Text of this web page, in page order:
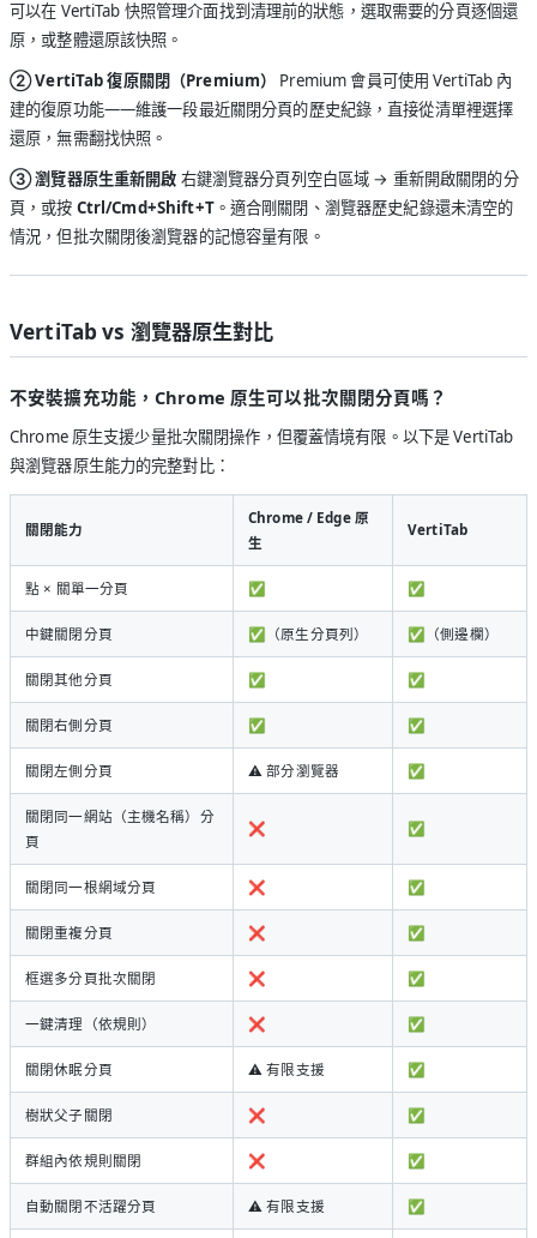
可以在 VertiTab 快照管理介面找到清理前的狀態，選取需要的分頁逐個還
原，或整體還原該快照。
② VertiTab 復原關閉（Premium）
Premium 會員可使用 VertiTab 內
建的復原功能——維護一段最近關閉分頁的歷史紀錄，直接從清單裡選擇
還原，無需翻找快照。
③ 瀏覽器原生重新開啟 右鍵瀏覽器分頁列空白區域 → 重新開啟關閉的分
頁，或按 Ctrl/Cmd+Shift+T。適合剛關閉、瀏覽器歷史紀錄還未清空的
情況，但批次關閉後瀏覽器的記憶容量有限。
VertiTab vs 瀏覽器原生對比
不安裝擴充功能，Chrome 原生可以批次關閉分頁嗎？
Chrome 原生支援少量批次關閉操作，但覆蓋情境有限。以下是 VertiTab
與瀏覽器原生能力的完整對比：
關閉能力
Chrome / Edge 原
生
VertiTab
點 × 關單一分頁 ✅ ✅
中鍵關閉分頁 ✅（原生分頁列） ✅（側邊欄）
關閉其他分頁 ✅ ✅
關閉右側分頁 ✅ ✅
關閉左側分頁 ⚠️ 部分瀏覽器 ✅
關閉同一網站（主機名稱）分
頁
❌ ✅
關閉同一根網域分頁 ❌ ✅
關閉重複分頁 ❌ ✅
框選多分頁批次關閉 ❌ ✅
一鍵清理（依規則） ❌ ✅
關閉休眠分頁 ⚠️ 有限支援 ✅
樹狀父子關閉 ❌ ✅
群組內依規則關閉 ❌ ✅
自動關閉不活躍分頁 ⚠️ 有限支援 ✅